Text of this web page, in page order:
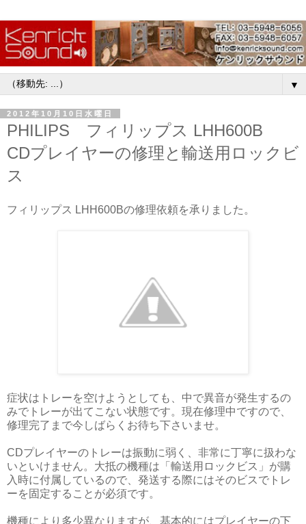
▼
2012年10月10日水曜日
PHILIPS フィリップス LHH600B
CDプレイヤーの修理と輸送用ロックビ
ス
フィリップス LHH600Bの修理依頼を承りました。
症状はトレーを空けようとしても、中で異音が発生するの
みでトレーが出てこない状態です。現在修理中ですので、
修理完了まで今しばらくお待ち下さいませ。
CDプレイヤーのトレーは振動に弱く、非常に丁寧に扱わな
いといけません。大抵の機種は「輸送用ロックビス」が購
入時に付属しているので、発送する際にはそのビスでトレ
ーを固定することが必須です。
機種により多少異なりますが、基本的にはプレイヤーの下